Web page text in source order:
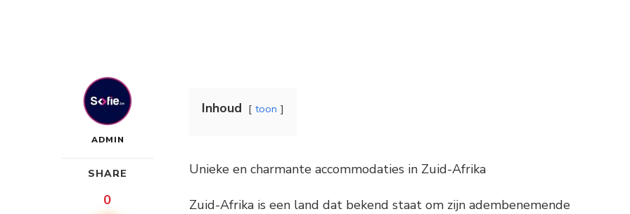
ADMIN
SHARE
0
Inhoud toon
Unieke en charmante accommodaties in Zuid-Afrika
Zuid-Afrika is een land dat bekend staat om zijn adembenemende